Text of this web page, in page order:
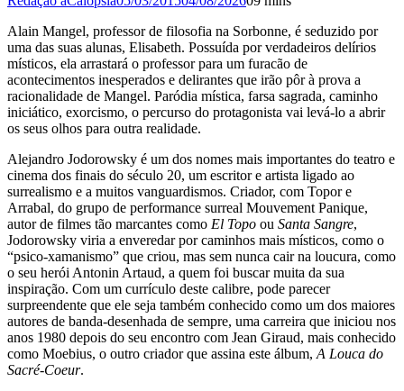
Alain Mangel, professor de filosofia na Sorbonne, é seduzido por
uma das suas alunas, Elisabeth. Possuída por verdadeiros delírios
místicos, ela arrastará o professor para um furacão de
acontecimentos inesperados e delirantes que irão pôr à prova a
racionalidade de Mangel. Paródia mística, farsa sagrada, caminho
iniciático, exorcismo, o percurso do protagonista vai levá-lo a abrir
os seus olhos para outra realidade.
Alejandro Jodorowsky é um dos nomes mais importantes do teatro e
cinema dos finais do século 20, um escritor e artista ligado ao
surrealismo e a muitos vanguardismos. Criador, com Topor e
Arrabal, do grupo de performance surreal Mouvement Panique,
autor de filmes tão marcantes como El Topo ou Santa Sangre,
Jodorowsky viria a enveredar por caminhos mais místicos, como o
“psico-xamanismo” que criou, mas sem nunca cair na loucura, como
o seu herói Antonin Artaud, a quem foi buscar muita da sua
inspiração. Com um currículo deste calibre, pode parecer
surpreendente que ele seja também conhecido como um dos maiores
autores de banda-desenhada de sempre, uma carreira que iniciou nos
anos 1980 depois do seu encontro com Jean Giraud, mais conhecido
como Moebius, o outro criador que assina este álbum, A Louca do
Sacré-Coeur.